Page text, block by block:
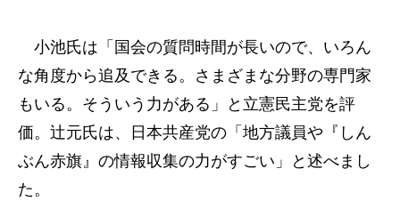
小池氏は「国会の質問時間が長いので、いろん
な角度から追及できる。さまざまな分野の専門家
もいる。そういう力がある」と立憲民主党を評
価。辻元氏は、日本共産党の「地方議員や『しん
ぶん赤旗』の情報収集の力がすごい」と述べまし
た。